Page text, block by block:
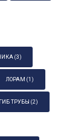
(3)
ЛОРАМ (1)
ТРУБЫ (2)